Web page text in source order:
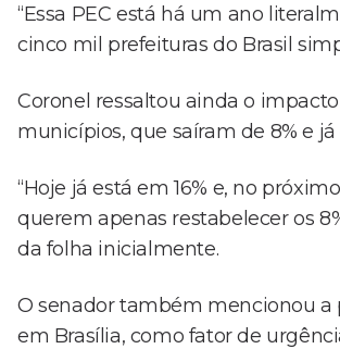
“Essa PEC está há um ano
cinco mil prefeituras do Brasil
Coronel ressaltou ainda o
municípios, que saíram de 8% e
“Hoje já está em 16% e, no
querem apenas restabelecer os
da folha inicialmente.
O senador também mencionou a
em Brasília, como fator de